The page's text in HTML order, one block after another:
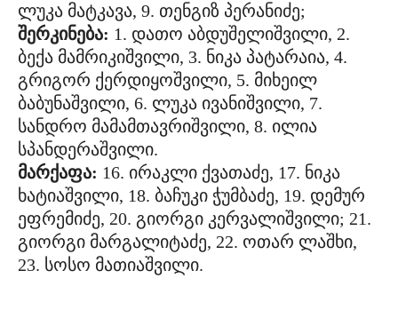
ლუკა მატკავა, 9. თენგიზ პერანიძე;
შერკინება: 1. დათო აბდუშელიშვილი, 2.
ბექა მამრიკიშვილი, 3. ნიკა პატარაია, 4.
გრიგორ ქერდიყოშვილი, 5. მიხეილ
ბაბუნაშვილი, 6. ლუკა ივანიშვილი, 7.
სანდრო მამამთავრიშვილი, 8. ილია
სპანდერაშვილი.
მარქაფა: 16. ირაკლი ქვათაძე, 17. ნიკა
ხატიაშვილი, 18. ბაჩუკი ჭუმბაძე, 19. დემურ
ეფრემიძე, 20. გიორგი კერვალიშვილი; 21.
გიორგი მარგალიტაძე, 22. ოთარ ლაშხი,
23. სოსო მათიაშვილი.